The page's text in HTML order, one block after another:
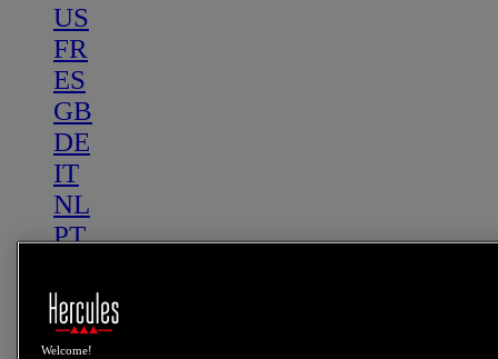
US
FR
ES
GB
DE
IT
NL
PT
简体中文
Welcome!